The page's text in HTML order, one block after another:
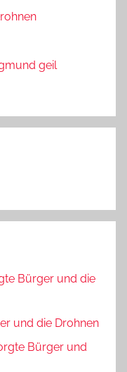
geil
Bürger und die
und die Drohnen
Bürger und